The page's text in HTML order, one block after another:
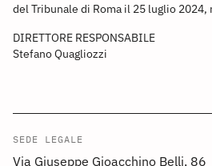
del Tribunale di Roma il 25 luglio 2024,
DIRETTORE RESPONSABILE
Stefano Quagliozzi
SEDE LEGALE
Via Giuseppe Gioacchino Belli, 86